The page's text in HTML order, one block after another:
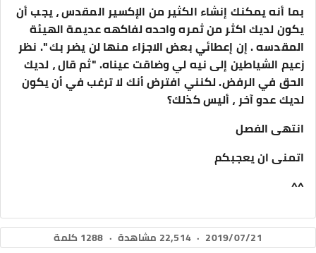
بما أنه يمكنك إنشاء الكثير من الإكسير المقدس ، يجب أن
يكون لديك اكثر من ثمره واحده لفاكهه عديمة الهيئة
المقدسه . إن إعطائي بعض الاجزاء منها لن يضر بك ". نظر
زعيم الشياطين إلى نيه لي وضاقت عيناه. "ثم قال ، لديك
الحق في الرفض. لكنني افترض أنك لا ترغب في أن يكون
لديك عدو آخر ، أليس كذلك؟
انتهى الفصل
اتمنى ان يعجبكم
^^
2019/07/21
· 22,514 مشاهدة · 1288 كلمة